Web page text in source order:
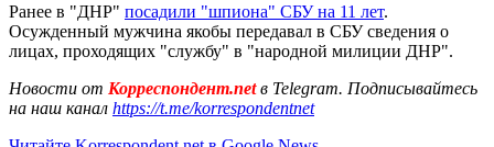
Ранее в "ДНР" посадили "шпиона" СБУ на 11 лет.
Осужденный мужчина якобы передавал в СБУ сведения о
лицах, проходящих "службу" в "народной милиции ДНР".
Новости от Корреспондент.netв Telegram. Подписывайтесь
на наш канал https://t.me/korrespondentnet